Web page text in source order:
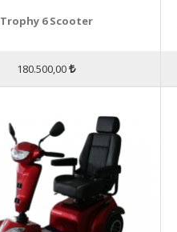
Trophy 6 Scooter
180.500,00